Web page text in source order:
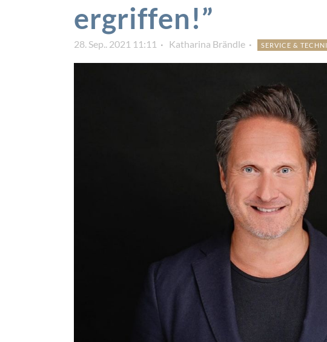
ergriffen!”
28. Sep.. 2021 11:11 Katharina Brändle SERVICE &